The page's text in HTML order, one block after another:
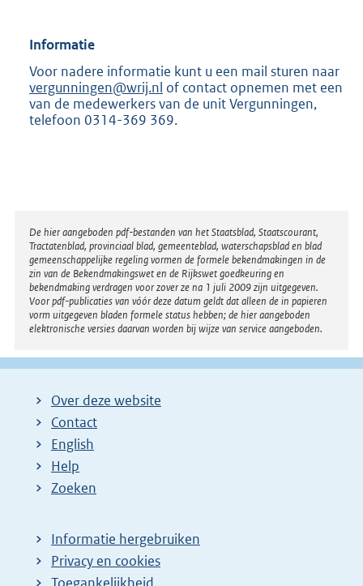
Informatie
Voor nadere informatie kunt u een mail sturen naar
vergunningen@wrij.nl of contact opnemen met een
van de medewerkers van de unit Vergunningen,
telefoon 0314-369 369.
Disclaimer
De hier aangeboden pdf-bestanden van het Staatsblad, Staatscourant,
Tractatenblad, provinciaal blad, gemeenteblad, waterschapsblad en blad
gemeenschappelijke regeling vormen de formele bekendmakingen in de
zin van de Bekendmakingswet en de Rijkswet goedkeuring en
bekendmaking verdragen voor zover ze na 1 juli 2009 zijn uitgegeven.
Voor pdf-publicaties van vóór deze datum geldt dat alleen de in papieren
vorm uitgegeven bladen formele status hebben; de hier aangeboden
elektronische versies daarvan worden bij wijze van service aangeboden.
Over deze website
Contact
English
Help
Zoeken
Informatie hergebruiken
Privacy en cookies